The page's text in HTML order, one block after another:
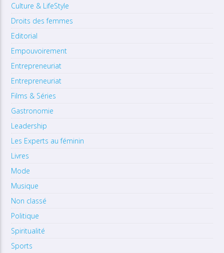
Culture & LifeStyle
Droits des femmes
Editorial
Empouvoirement
Entrepreneuriat
Entrepreneuriat
Films & Séries
Gastronomie
Leadership
Les Experts au féminin
Livres
Mode
Musique
Non classé
Politique
Spiritualité
Sports